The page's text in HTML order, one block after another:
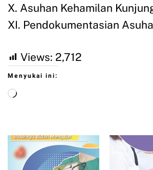
X. Asuhan Kehamilan
XI. Pendokumentasian
Views: 2,712
Menyukai ini: